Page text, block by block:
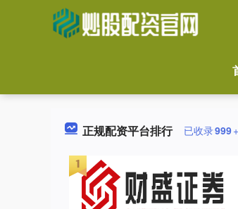
正规配资平台排行 已收录999